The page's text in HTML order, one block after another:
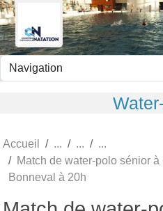
Accueil
Match de water-polo sénior à
Bonneval à 20h
Panneau de gestion des cookies